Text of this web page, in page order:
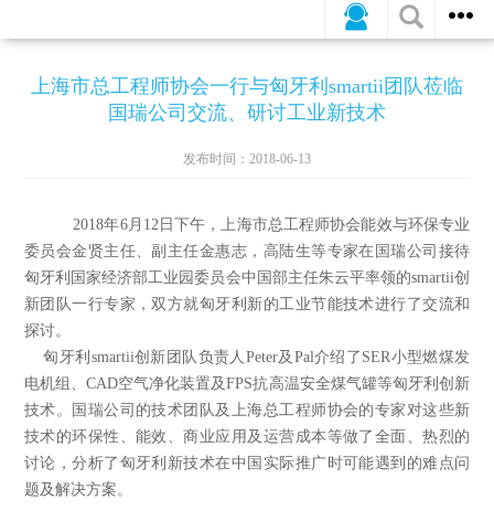
媒体报道
上海市总工程师协会一行与匈牙利smartii团队莅临
国瑞公司交流、研讨工业新技术
发布时间：2018-06-13
2018年6月12日下午，上海市总工程师协会能效与环保专业
委员会金贤主任、副主任金惠志，高陆生等专家在国瑞公司接待
匈牙利国家经济部工业园委员会中国部主任朱云平率领的smartii创
新团队一行专家，双方就匈牙利新的工业节能技术进行了交流和
探讨。
匈牙利smartii创新团队负责人Peter及Pal介绍了SER小型燃煤发
电机组、CAD空气净化装置及FPS抗高温安全煤气罐等匈牙利创新
技术。国瑞公司的技术团队及上海总工程师协会的专家对这些新
技术的环保性、能效、商业应用及运营成本等做了全面、热烈的
讨论，分析了匈牙利新技术在中国实际推广时可能遇到的难点问
题及解决方案。